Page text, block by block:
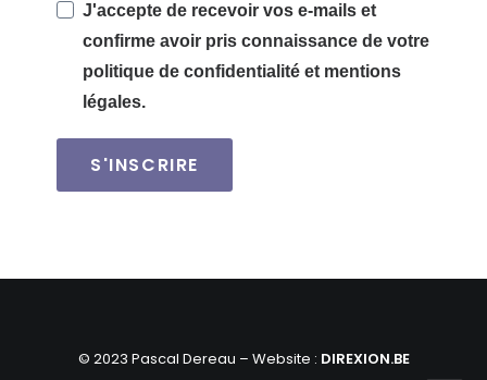
J'accepte de recevoir vos e-mails et
confirme avoir pris connaissance de votre
politique de confidentialité et mentions
légales.
S'INSCRIRE
© 2023 Pascal Dereau – Website : DIREXION.BE